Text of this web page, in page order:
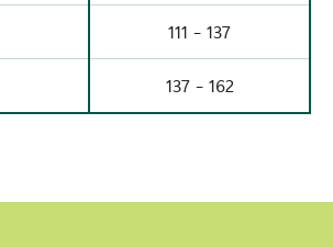
111 - 137
137 - 162